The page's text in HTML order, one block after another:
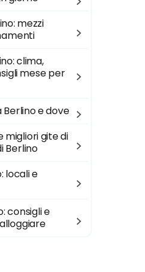
mezzi
clima,
mese per
Berlino e dove
migliori gite di
Berlino
locali e
consigli e